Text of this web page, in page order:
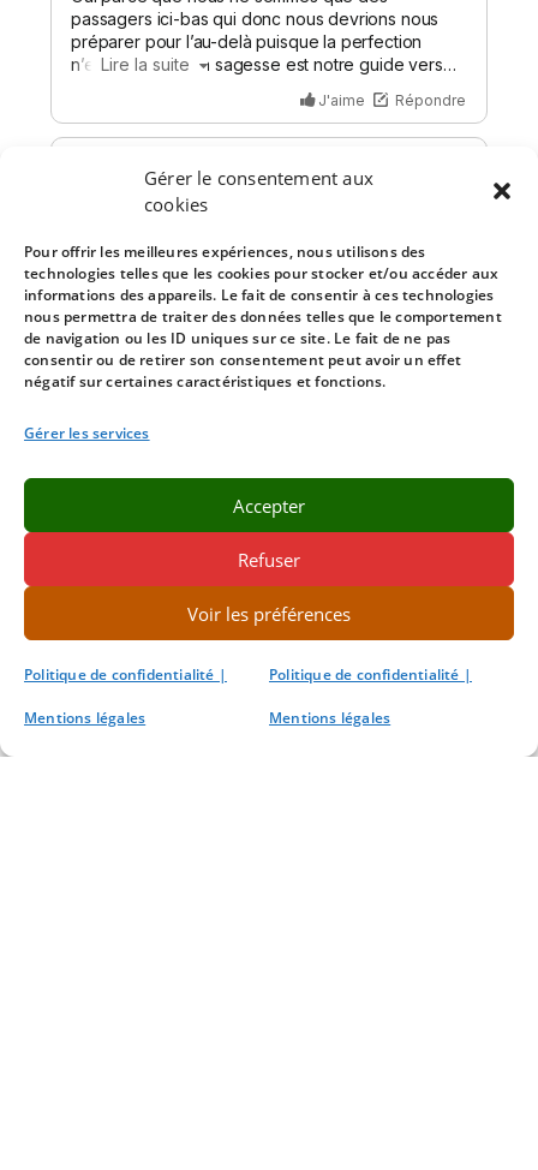
Gérer le consentement aux
cookies
Pour offrir les meilleures expériences, nous utilisons des
technologies telles que les cookies pour stocker et/ou accéder aux
informations des appareils. Le fait de consentir à ces technologies
nous permettra de traiter des données telles que le comportement
de navigation ou les ID uniques sur ce site. Le fait de ne pas
consentir ou de retirer son consentement peut avoir un effet
négatif sur certaines caractéristiques et fonctions.
Gérer les services
Accepter
Refuser
Voir les préférences
Politique de confidentialité |
Mentions légales
Politique de confidentialité |
Mentions légales